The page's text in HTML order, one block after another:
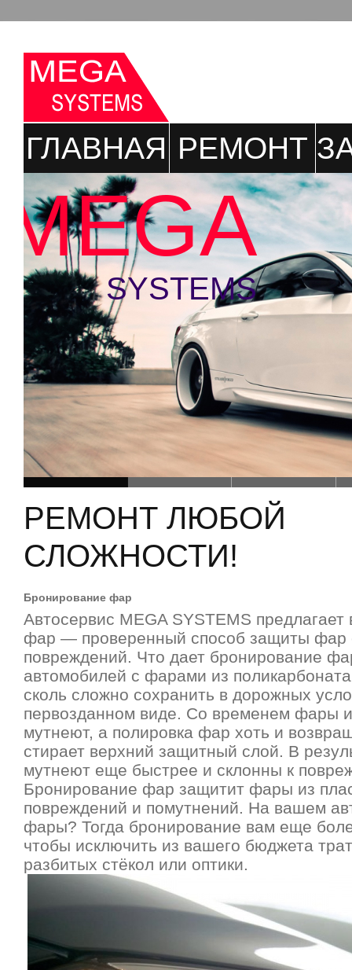
ГЛАВНАЯ РЕМОНТ
MEGA
SYSTEMS
РЕМОНТ ЛЮБОЙ
СЛОЖНОСТИ!
Бронирование фар
Автосервис MEGA SYSTEMS
фар — проверенный способ защиты фар
повреждений. Что дает бронирование
автомобилей с фарами из
сколь сложно сохранить в дорожных
первозданном виде. Со временем фары
мутнеют, а полировка фар хоть и
стирает верхний защитный слой. В
мутнеют еще быстрее и склонны к
Бронирование фар защитит фары из
повреждений и помутнений. На вашем
фары? Тогда бронирование вам еще
чтобы исключить из вашего бюджета
разбитых стёкол или оптики.